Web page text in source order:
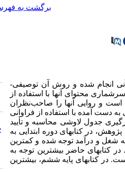
برگشت به
انجام شده و روش آن توصیفی-
در سال تحصیلی 1401-1400 است که به شیوه سرشماری محتوای آنها با استفاده از
و روایی آنها را صاحب­‌نظران
دست آمده با استفاده از فراوانی
جدول لاوشی محاسبه و تأیید
بر اساس یافته­‌های پژوهش، در کتابهای دوره ابتدایی به
شغل و درآمد توجه شده و کمترین
کتابهای حاضر بیشترین توجه به
در کتابهای پایه ششم، بیشترین